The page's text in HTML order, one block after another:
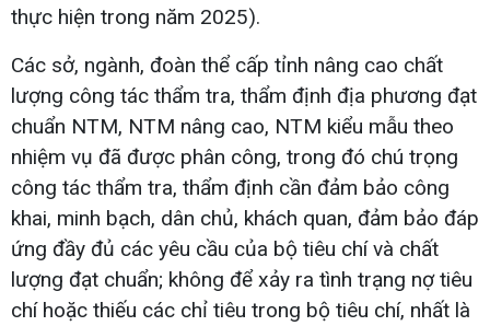
thực hiện trong năm 2025).
Các sở, ngành, đoàn thể cấp tỉnh nâng cao chất
lượng công tác thẩm tra, thẩm định địa phương đạt
chuẩn NTM, NTM nâng cao, NTM kiểu mẫu theo
nhiệm vụ đã được phân công, trong đó chú trọng
công tác thẩm tra, thẩm định cần đảm bảo công
khai, minh bạch, dân chủ, khách quan, đảm bảo đáp
ứng đầy đủ các yêu cầu của bộ tiêu chí và chất
lượng đạt chuẩn; không để xảy ra tình trạng nợ tiêu
chí hoặc thiếu các chỉ tiêu trong bộ tiêu chí, nhất là